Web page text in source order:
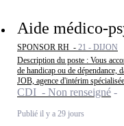
Aide médico-
SPONSOR RH - 21 - DIJON
Description du poste : Vous
de handicap ou de dépendance,
JOB, agence d'intérim
CDI - Non renseigné
Publié il y a 29 jours